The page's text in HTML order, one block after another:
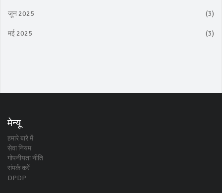
जून 2025 (3)
मई 2025 (3)
मेन्यू
हमारे बारे में
सेवा नियम
गोपनीयता नीति
संपर्क करें
DPDP